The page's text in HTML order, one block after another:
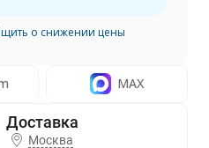
о снижении цены
MAX
Москва